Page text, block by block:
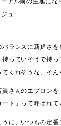
ュ
ランスに新鮮さを
っていそうで持っ
くれそうな、そん
さんのエプロン
ート」って呼ばれて
に、いつもの定番